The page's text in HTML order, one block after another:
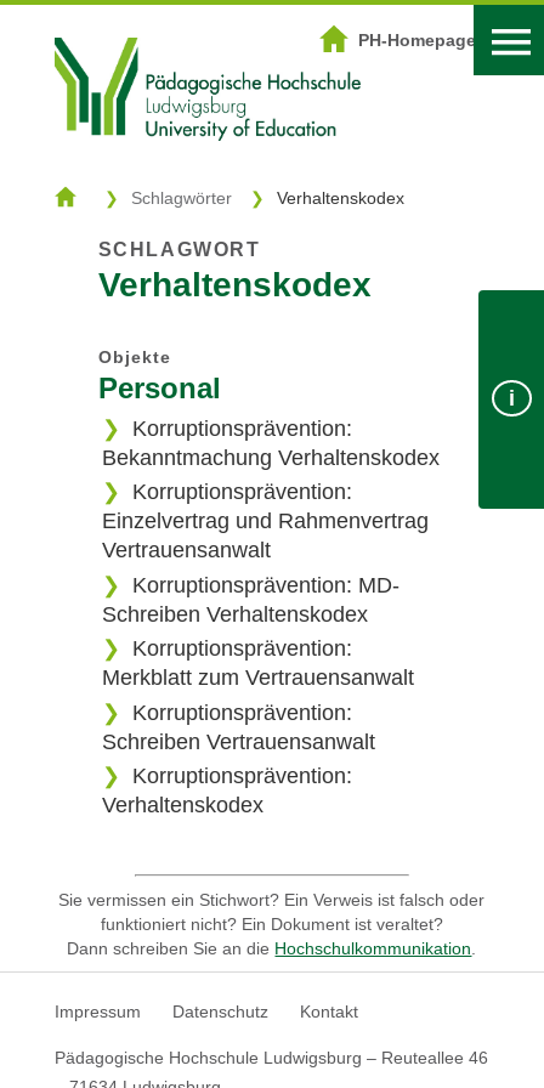
PH-Homepage
DOWNLOADZENTRUM
Kategorien
Schlagwörter
PH-Homepage
i
Schlagwörter Verhaltenskodex
SCHLAGWORT
Verhaltenskodex
Objekte
Personal
Korruptionsprävention:
Bekanntmachung Verhaltenskodex
Korruptionsprävention:
Einzelvertrag und Rahmenvertrag
Vertrauensanwalt
Korruptionsprävention: MD-
Schreiben Verhaltenskodex
Korruptionsprävention:
Merkblatt zum Vertrauensanwalt
Korruptionsprävention:
Schreiben Vertrauensanwalt
Korruptionsprävention:
Verhaltenskodex
Sie vermissen ein Stichwort? Ein Verweis ist falsch oder
funktioniert nicht? Ein Dokument ist veraltet?
Dann schreiben Sie an die Hochschulkommunikation.
Impressum Datenschutz Kontakt
Pädagogische Hochschule Ludwigsburg – Reuteallee 46